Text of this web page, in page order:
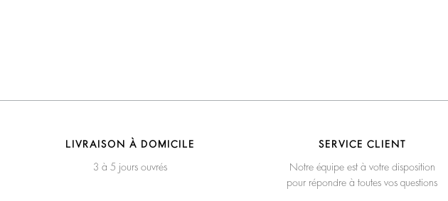
LIVRAISON À DOMICILE
3 à 5 jours ouvrés
SERVICE CLIENT
Notre équipe est à votre disposition
pour répondre à toutes vos questions